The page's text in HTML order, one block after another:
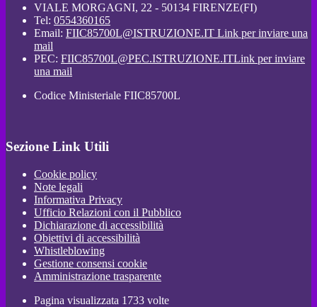
VIALE MORGAGNI, 22 - 50134 FIRENZE(FI)
Tel: 0554360165
Email: FIIC85700L@ISTRUZIONE.IT Link per inviare una
mail
PEC: FIIC85700L@PEC.ISTRUZIONE.ITLink per inviare
una mail
Codice Ministeriale FIIC85700L
Sezione Link Utili
Cookie policy
Note legali
Informativa Privacy
Ufficio Relazioni con il Pubblico
Dichiarazione di accessibilità
Obiettivi di accessibilità
Whistleblowing
Gestione consensi cookie
Amministrazione trasparente
Pagina visualizzata 1733 volte